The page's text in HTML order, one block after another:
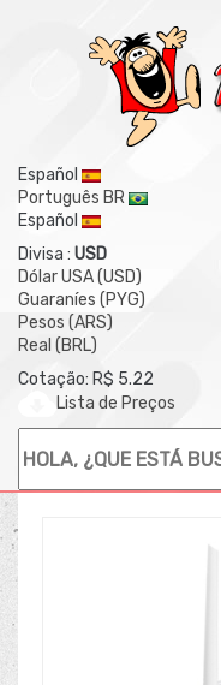
Español
Português BR
Español
Divisa : USD
Dólar USA (USD)
Guaraníes (PYG)
Pesos (ARS)
Real (BRL)
Cotação: R$ 5.22
Lista de Preços